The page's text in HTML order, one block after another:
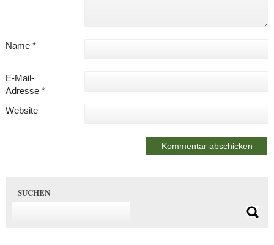
Name *
E-Mail-
Adresse *
Website
SUCHEN